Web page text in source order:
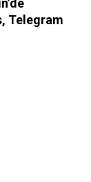
Telegram